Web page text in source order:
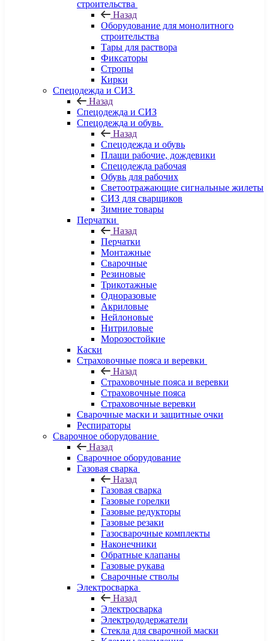
строительства
Назад
Оборудование для монолитного
строительства
Тары для раствора
Фиксаторы
Стропы
Кирки
Спецодежда и СИЗ
Назад
Спецодежда и СИЗ
Спецодежда и обувь
Назад
Спецодежда и обувь
Плащи рабочие, дождевики
Спецодежда рабочая
Обувь для рабочих
Светоотражающие сигнальные жилеты
СИЗ для сварщиков
Зимние товары
Перчатки
Назад
Перчатки
Монтажные
Сварочные
Резиновые
Трикотажные
Одноразовые
Акриловые
Нейлоновые
Нитриловые
Морозостойкие
Каски
Страховочные пояса и веревки
Назад
Страховочные пояса и веревки
Страховочные пояса
Страховочные веревки
Сварочные маски и защитные очки
Респираторы
Сварочное оборудование
Назад
Сварочное оборудование
Газовая сварка
Назад
Газовая сварка
Газовые горелки
Газовые редукторы
Газовые резаки
Газосварочные комплекты
Наконечники
Обратные клапаны
Газовые рукава
Сварочные стволы
Электросварка
Назад
Электросварка
Электрододержатели
Стекла для сварочной маски